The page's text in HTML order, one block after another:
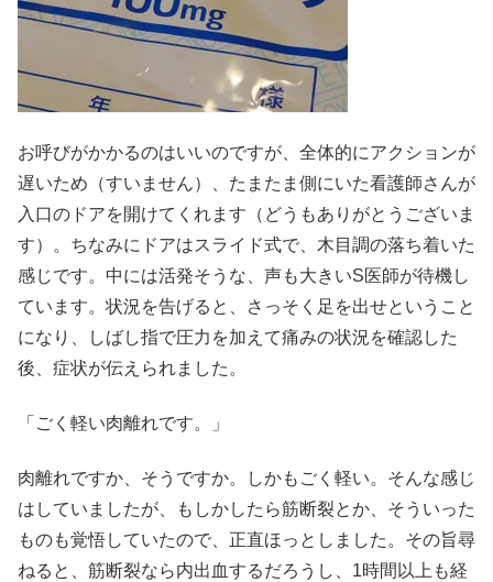
お呼びがかかるのはいいのですが、全体的にアクションが
遅いため（すいません）、たまたま側にいた看護師さんが
入口のドアを開けてくれます（どうもありがとうございま
す）。ちなみにドアはスライド式で、木目調の落ち着いた
感じです。中には活発そうな、声も大きいS医師が待機し
ています。状況を告げると、さっそく足を出せということ
になり、しばし指で圧力を加えて痛みの状況を確認した
後、症状が伝えられました。
「ごく軽い肉離れです。」
肉離れですか、そうですか。しかもごく軽い。そんな感じ
はしていましたが、もしかしたら筋断裂とか、そういった
ものも覚悟していたので、正直ほっとしました。その旨尋
ねると、筋断裂なら内出血するだろうし、1時間以上も経